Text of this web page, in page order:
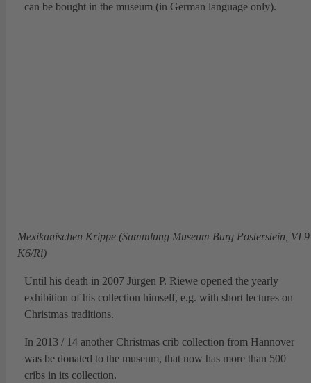
can be bought in the museum (in German language only).
Mexikanischen Krippe (Sammlung Museum Burg Posterstein, VI 9
K6/Ri)
Until his death in 2007 Jürgen P. Riewe opened the yearly
exhibition of his collection himself, e.g. with short lectures on
Christmas traditions.
In 2013 / 14 another Christmas crib collection from Hannover
was be donated to the museum, that now has more than 500
cribs in its collection.